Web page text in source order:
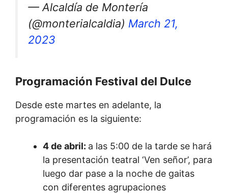
— Alcaldía de Montería
(@monterialcaldia) March 21,
2023
Programación Festival del Dulce
Desde este martes en adelante, la
programación es la siguiente:
4 de abril: a las 5:00 de la tarde se hará
la presentación teatral ‘Ven señor’, para
luego dar pase a la noche de gaitas
con diferentes agrupaciones